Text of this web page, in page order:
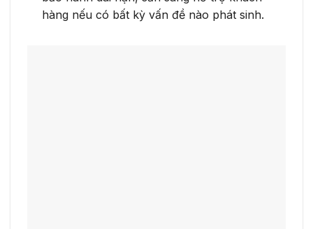
hàng nếu có bất kỳ vấn đề nào phát sinh.